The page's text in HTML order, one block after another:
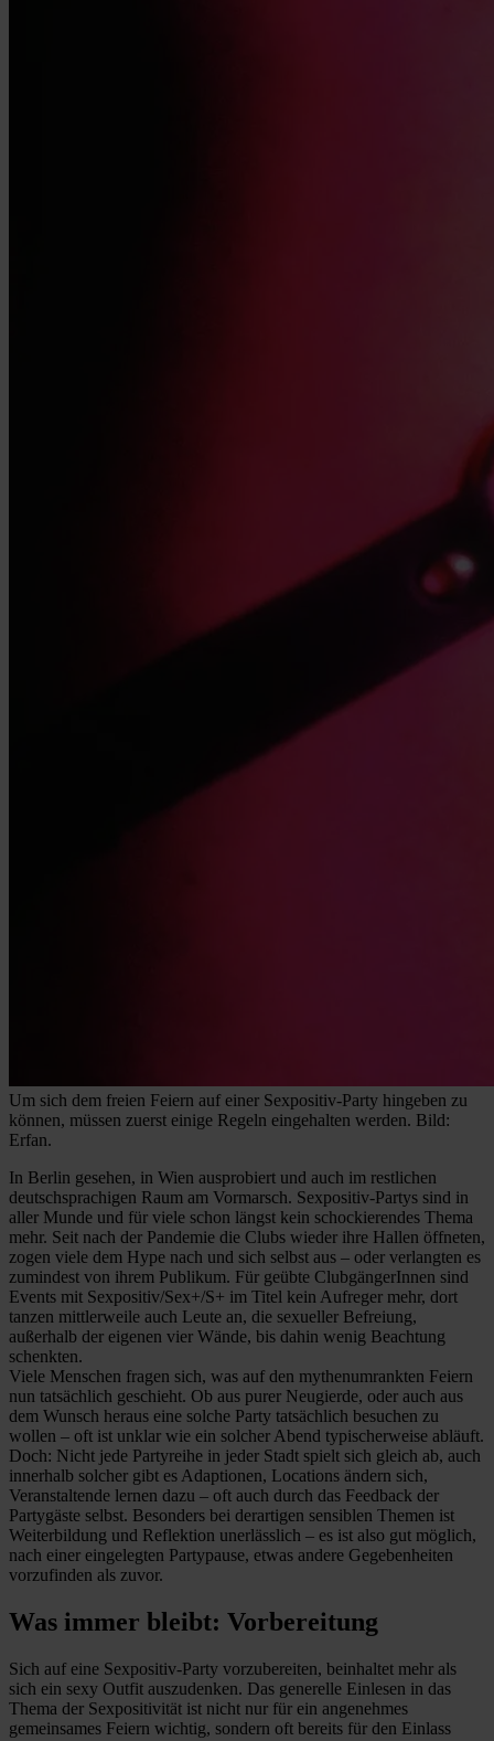
Um sich dem freien Feiern auf einer Sexpositiv-Party hingeben zu
können, müssen zuerst einige Regeln eingehalten werden. Bild:
Erfan.
In Berlin gesehen, in Wien ausprobiert und auch im restlichen
deutschsprachigen Raum am Vormarsch. Sexpositiv-Partys sind in
aller Munde und für viele schon längst kein schockierendes Thema
mehr. Seit nach der Pandemie die Clubs wieder ihre Hallen öffneten,
zogen viele dem Hype nach und sich selbst aus – oder verlangten es
zumindest von ihrem Publikum. Für geübte ClubgängerInnen sind
Events mit Sexpositiv/Sex+/S+ im Titel kein Aufreger mehr, dort
tanzen mittlerweile auch Leute an, die sexueller Befreiung,
außerhalb der eigenen vier Wände, bis dahin wenig Beachtung
schenkten.
Viele Menschen fragen sich, was auf den mythenumrankten Feiern
nun tatsächlich geschieht. Ob aus purer Neugierde, oder auch aus
dem Wunsch heraus eine solche Party tatsächlich besuchen zu
wollen – oft ist unklar wie ein solcher Abend typischerweise abläuft.
Doch: Nicht jede Partyreihe in jeder Stadt spielt sich gleich ab, auch
innerhalb solcher gibt es Adaptionen, Locations ändern sich,
Veranstaltende lernen dazu – oft auch durch das Feedback der
Partygäste selbst. Besonders bei derartigen sensiblen Themen ist
Weiterbildung und Reflektion unerlässlich – es ist also gut möglich,
nach einer eingelegten Partypause, etwas andere Gegebenheiten
vorzufinden als zuvor.
Was immer bleibt: Vorbereitung
Sich auf eine Sexpositiv-Party vorzubereiten, beinhaltet mehr als
sich ein sexy Outfit auszudenken. Das generelle Einlesen in das
Thema der Sexpositivität ist nicht nur für ein angenehmes
gemeinsames Feiern wichtig, sondern oft bereits für den Einlass